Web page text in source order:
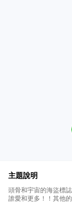
主題說明
頭骨和宇宙的海盜標
誰愛和更多！！其他